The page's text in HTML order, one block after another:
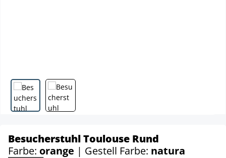
Besucherstuhl Toulouse Rund
Farbe: orange | Gestell Farbe: natura